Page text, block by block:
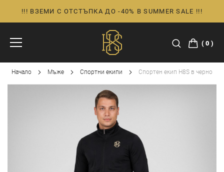
Прескачане
към
съдържанието
!!! ВЗЕМИ С ОТСТЪПКА ДО -40% В SUMMER SALE !!!
0
Начало Мъже Спортни екипи Спортен екип H8S в черно